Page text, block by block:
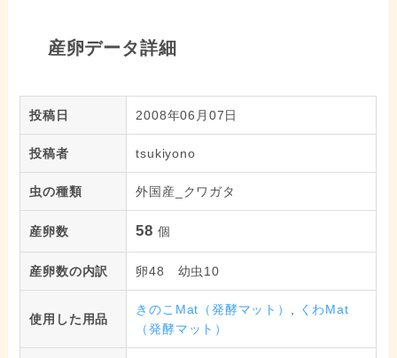
産卵データ詳細
投稿日 2008年06月07日
投稿者 tsukiyono
虫の種類 外国産_クワガタ
産卵数 58 個
産卵数の内訳 卵48 幼虫10
使用した用品
きのこMat（発酵マット）
くわMat
（発酵マット）